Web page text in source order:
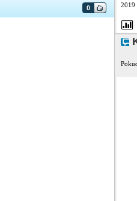
0 2019